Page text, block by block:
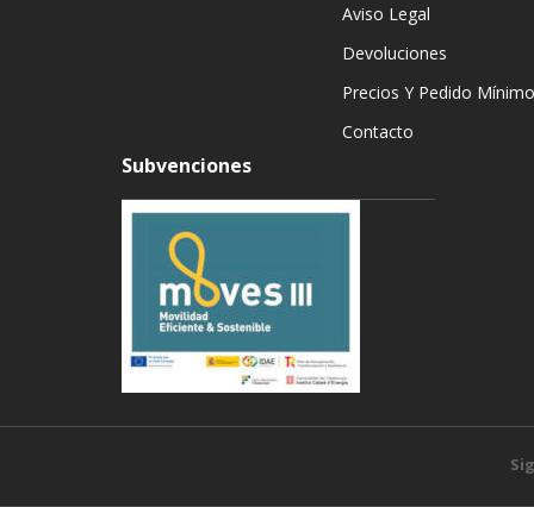
Aviso Legal
Devoluciones
Precios Y Pedido Mínimo
Contacto
Subvenciones